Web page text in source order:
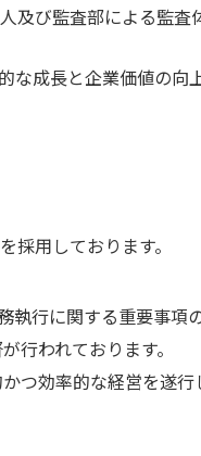
び監査部による監
成長と企業価値の向
用しております。
行に関する重要事項
行われております。
つ効率的な経営を遂行